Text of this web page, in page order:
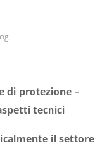
di protezione –
tecnici
il settore